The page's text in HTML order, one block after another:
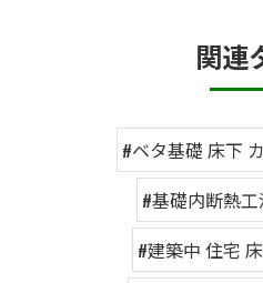
関連
#ベタ基礎 床下
#基礎内断熱
#建築中 住宅